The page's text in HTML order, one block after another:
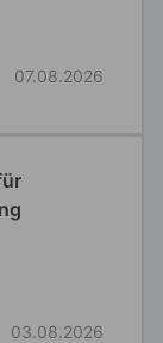
07.08.2026
03.08.2026